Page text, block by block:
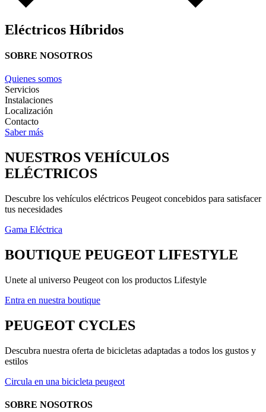
Eléctricos Híbridos
SOBRE NOSOTROS
Quienes somos
Servicios
Instalaciones
Localización
Contacto
Saber más
NUESTROS VEHÍCULOS
ELÉCTRICOS
Descubre los vehículos eléctricos Peugeot concebidos para satisfacer
tus necesidades
Gama Eléctrica
BOUTIQUE PEUGEOT LIFESTYLE
Unete al universo Peugeot con los productos Lifestyle
Entra en nuestra boutique
PEUGEOT CYCLES
Descubra nuestra oferta de bicicletas adaptadas a todos los gustos y
estilos
Circula en una bicicleta peugeot
SOBRE NOSOTROS